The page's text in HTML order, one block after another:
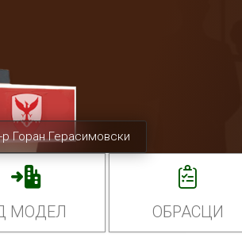
р Горан Герасимовски
МОДЕЛ ОБРАСЦИ